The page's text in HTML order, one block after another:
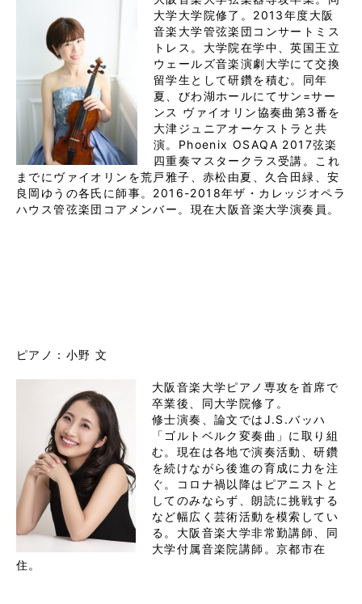
大学大学院修了。2013年度大阪
音楽大学管弦楽団コンサートミス
トレス。大学院在学中、英国王立
ウェールズ音楽演劇大学にて交換
留学生として研鑽を積む。同年
夏、びわ湖ホールにてサン=サー
ンス ヴァイオリン協奏曲第3番を
大津ジュニアオーケストラと共
演。Phoenix OSAQA 2017弦楽
四重奏マスタークラス受講。これ
までにヴァイオリンを荒戸雅子、赤松由夏、久合田緑、安
良岡ゆうの各氏に師事。2016-2018年ザ・カレッジオペラ
ハウス管弦楽団コアメンバー。現在大阪音楽大学演奏員。
ピアノ：小野 文
大阪音楽大学ピアノ専攻を首席で
卒業後、同大学院修了。
修士演奏、論文ではJ.S.バッハ
「ゴルトベルク変奏曲」に取り組
む。現在は各地で演奏活動、研鑽
を続けながら後進の育成に力を注
ぐ。コロナ禍以降はピアニストと
してのみならず、朗読に挑戦する
など幅広く芸術活動を模索してい
る。大阪音楽大学非常勤講師、同
大学付属音楽院講師。京都市在
住。